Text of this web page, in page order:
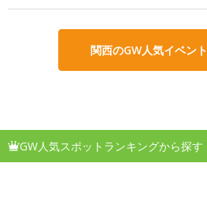
関西のGW人気イベン
GW人気スポットランキングから探す